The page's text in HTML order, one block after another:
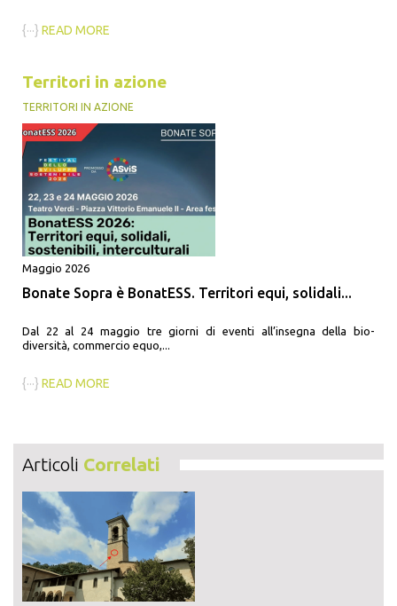
{···} READ MORE
Territori in azione
TERRITORI IN AZIONE
Maggio 2026
Bonate Sopra è BonatESS. Territori equi, solidali...
Dal 22 al 24 maggio tre giorni di eventi all’insegna della bio-
diversità, commercio equo,...
{···} READ MORE
Articoli Correlati